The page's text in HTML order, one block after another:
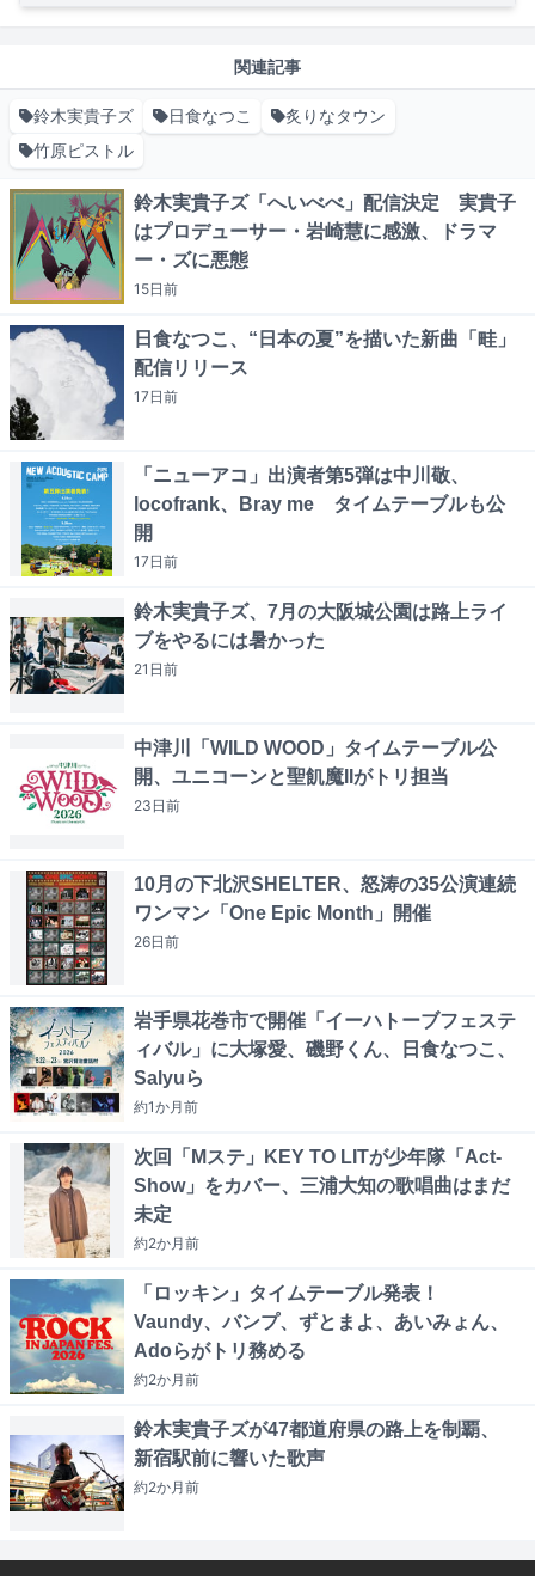
関連記事
鈴木実貴子ズ 日食なつこ
炙りなタウン
竹原ピストル
鈴木実貴子ズ「へいべべ」配信決定 実貴子
はプロデューサー・岩崎慧に感激、ドラマ
ー・ズに悪態
15日前
日食なつこ、“日本の夏”を描いた新曲「畦」
配信リリース
17日前
「ニューアコ」出演者第5弾は中川敬、
locofrank、Bray me タイムテーブルも公
開
17日前
鈴木実貴子ズ、7月の大阪城公園は路上ライ
ブをやるには暑かった
21日前
中津川「WILD WOOD」タイムテーブル公
開、ユニコーンと聖飢魔IIがトリ担当
23日前
10月の下北沢SHELTER、怒涛の35公演連続
ワンマン「One Epic Month」開催
26日前
岩手県花巻市で開催「イーハトーブフェステ
ィバル」に大塚愛、磯野くん、日食なつこ、
Salyuら
約1か月前
次回「Mステ」KEY TO LITが少年隊「Act-
Show」をカバー、三浦大知の歌唱曲はまだ
未定
約2か月前
「ロッキン」タイムテーブル発表！
Vaundy、バンプ、ずとまよ、あいみょん、
Adoらがトリ務める
約2か月前
鈴木実貴子ズが47都道府県の路上を制覇、
新宿駅前に響いた歌声
約2か月前